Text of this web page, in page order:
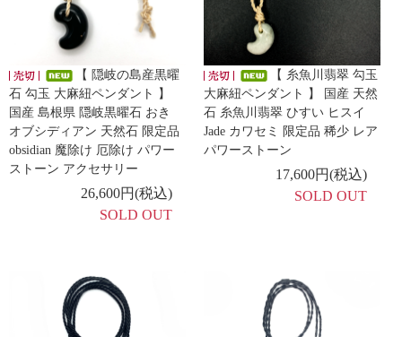
【 隠岐の島産黒曜
石 勾玉 大麻紐ペンダント 】
国産 島根県 隠岐黒曜石 おき
オブシディアン 天然石 限定品
obsidian 魔除け 厄除け パワー
ストーン アクセサリー
26,600円(税込)
SOLD OUT
【 糸魚川翡翠 勾玉
大麻紐ペンダント 】 国産 天然
石 糸魚川翡翠 ひすい ヒスイ
Jade カワセミ 限定品 稀少 レア
パワーストーン
17,600円(税込)
SOLD OUT